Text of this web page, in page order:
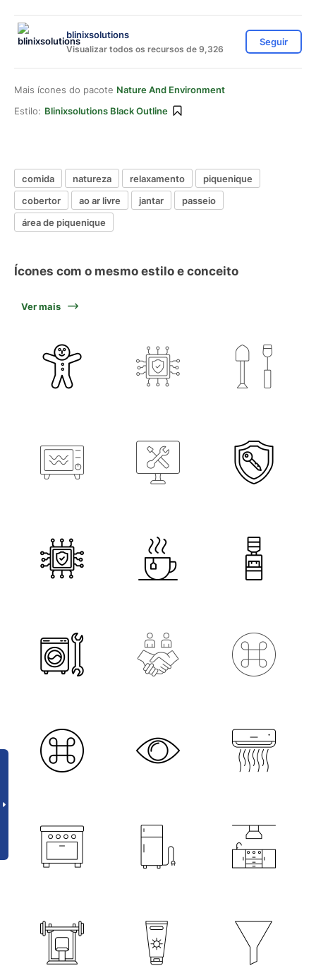
blinixsolutions
Visualizar todos os recursos de 9,326
Seguir
Mais ícones do pacote Nature And Environment
Estilo: Blinixsolutions Black Outline
comida natureza relaxamento
piquenique
cobertor
ao ar livre jantar
passeio
área de piquenique
Ícones com o mesmo estilo e conceito
Ver mais